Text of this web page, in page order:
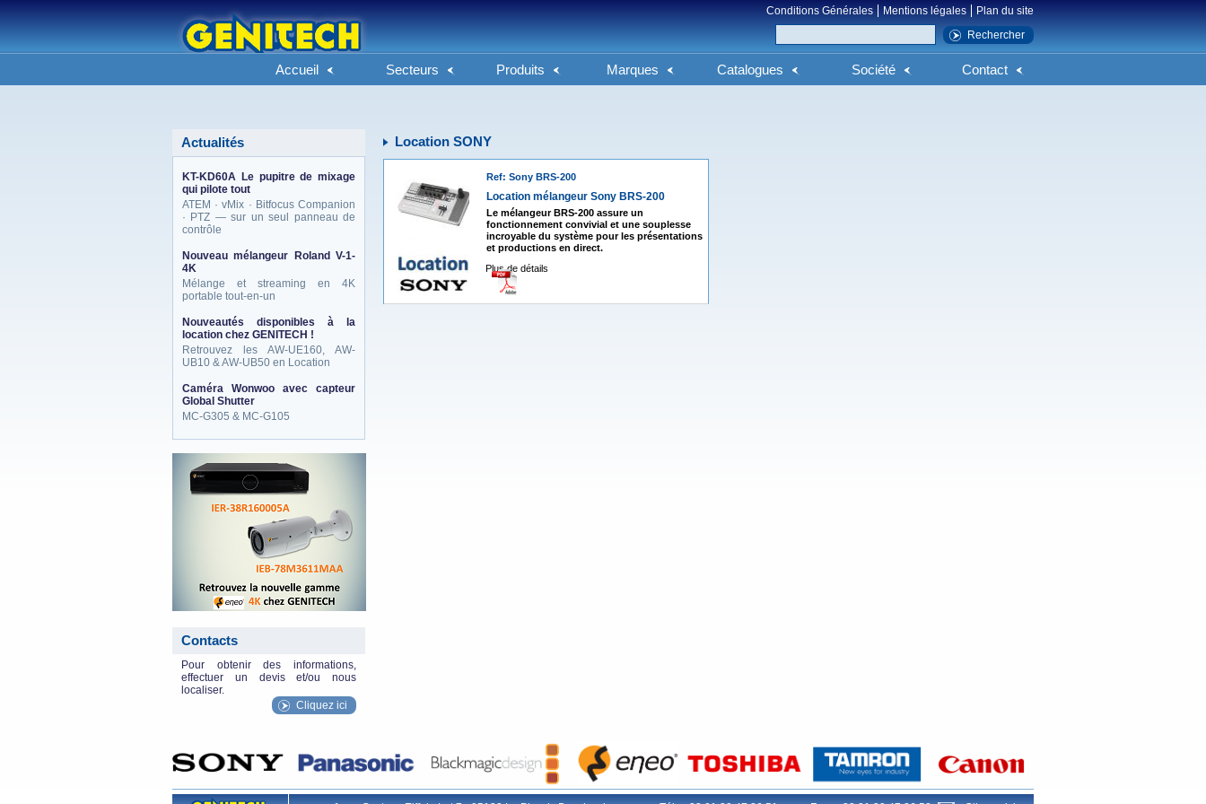
Conditions Générales Mentions légales Plan du site
Accueil Secteurs Produits Marques Catalogues Société Contact
Actualités
KT-KD60A Le pupitre de mixage
qui pilote tout
ATEM · vMix · Bitfocus Companion
· PTZ — sur un seul panneau de
contrôle
Nouveau mélangeur Roland V-1-
4K
Mélange et streaming en 4K
portable tout-en-un
Nouveautés disponibles à la
location chez GENITECH !
Retrouvez les AW-UE160, AW-
UB10 & AW-UB50 en Location
Caméra Wonwoo avec capteur
Global Shutter
MC-G305 & MC-G105
Contacts
Pour obtenir des informations,
effectuer un devis et/ou nous
localiser.
Cliquez ici
Location SONY
Ref: Sony BRS-200
Location mélangeur Sony BRS-200
Le mélangeur BRS-200 assure un
fonctionnement convivial et une souplesse
incroyable du système pour les présentations
et productions en direct.
Plus de détails